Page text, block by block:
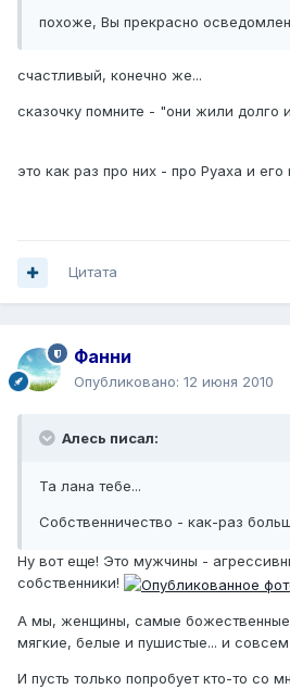
похоже, Вы прекрасно
счастливый, конечно же...
сказочку помните - "они жили долго
это как раз про них - про Руаха и его
Цитата
Фанни
Опубликовано: 12 июня 2010
Алесь писал:
Та лана тебе...
Собственничество - как-раз
Ну вот еще! Это мужчины -
собственники!
А мы, женщины, самые
мягкие, белые и пушистые... и совсем
И пусть только попробует кто-то со